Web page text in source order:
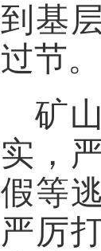
到基
过节。
矿
实，
假等
严厉